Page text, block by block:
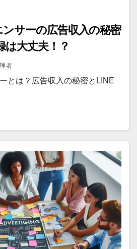
サーの広告収入の秘密
は大丈夫！？
者
とは？広告収入の秘密とLINE